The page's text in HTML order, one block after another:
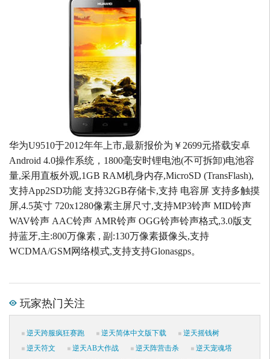
华为U9510于2012年年上市,最新报价为￥2699元搭载安卓
Android 4.0操作系统，1800毫安时锂电池(不可拆卸)电池容
量,采用直板外观,1GB RAM机身内存,MicroSD (TransFlash),
支持App2SD功能 支持32GB存储卡,支持 电容屏 支持多触摸
屏,4.5英寸 720x1280像素主屏尺寸,支持MP3铃声 MID铃声
WAV铃声 AAC铃声 AMR铃声 OGG铃声铃声格式,3.0版支
持蓝牙,主:800万像素 , 副:130万像素摄像头,支持
WCDMA/GSM网络模式,支持支持Glonasgps。
玩家热门关注
逆天跨服疯狂赛跑 逆天简体中文版下载
逆天摇钱树
逆天符文
逆天AB大作战 逆天阵营击杀
逆天宠魂塔